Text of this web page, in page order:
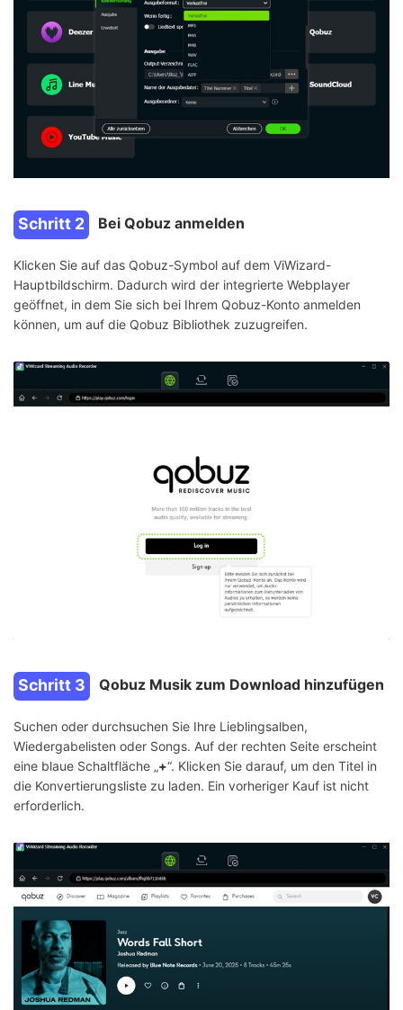
Schritt 2 Bei Qobuz anmelden
Klicken Sie auf das Qobuz-Symbol auf dem ViWizard-
Hauptbildschirm. Dadurch wird der integrierte Webplayer
geöffnet, in dem Sie sich bei Ihrem Qobuz-Konto anmelden
können, um auf die Qobuz Bibliothek zuzugreifen.
Schritt 3 Qobuz Musik zum Download hinzufügen
Suchen oder durchsuchen Sie Ihre Lieblingsalben,
Wiedergabelisten oder Songs. Auf der rechten Seite erscheint
eine blaue Schaltfläche „+“. Klicken Sie darauf, um den Titel in
die Konvertierungsliste zu laden. Ein vorheriger Kauf ist nicht
erforderlich.